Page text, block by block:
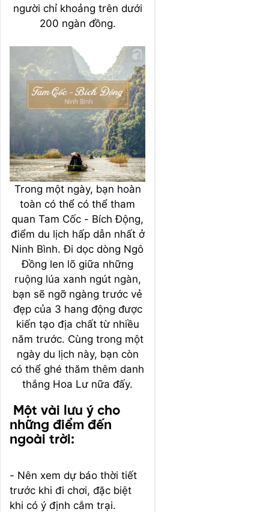
người chỉ khoảng trên dưới
200 ngàn đồng.
Trong một ngày, bạn hoàn
toàn có thể có thể tham
quan Tam Cốc - Bích Động,
điểm du lịch hấp dẫn nhất ở
Ninh Bình. Đi dọc dòng Ngô
Đồng len lõ giữa những
ruộng lúa xanh ngút ngàn,
bạn sẽ ngỡ ngàng trước vẻ
đẹp của 3 hang động được
kiến tạo địa chất từ nhiều
năm trước. Cùng trong một
ngày du lịch này, bạn còn
có thể ghé thăm thêm danh
thắng Hoa Lư nữa đấy.
Một vài lưu ý cho
những điểm đến
ngoài trời:
- Nên xem dự báo thời tiết
trước khi đi chơi, đặc biệt
khi có ý định cắm trại.